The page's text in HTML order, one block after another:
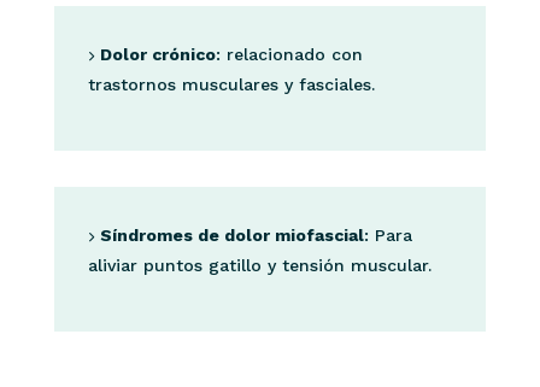
Dolor crónico: relacionado con
trastornos musculares y fasciales.
Síndromes de dolor miofascial: Para
aliviar puntos gatillo y tensión muscular.